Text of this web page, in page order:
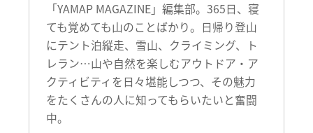
「YAMAP MAGAZINE」編集部。365日、寝
ても覚めても山のことばかり。日帰り登山
にテント泊縦走、雪山、クライミング、ト
レラン…山や自然を楽しむアウトドア・ア
クティビティを日々堪能しつつ、その魅力
をたくさんの人に知ってもらいたいと奮闘
中。